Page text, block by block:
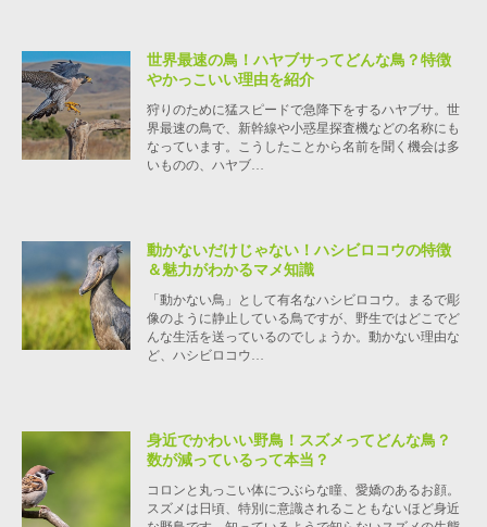
世界最速の鳥！ハヤブサってどんな鳥？特徴
やかっこいい理由を紹介
狩りのために猛スピードで急降下をするハヤブサ。世
界最速の鳥で、新幹線や小惑星探査機などの名称にも
なっています。こうしたことから名前を聞く機会は多
いものの、ハヤブ…
動かないだけじゃない！ハシビロコウの特徴
＆魅力がわかるマメ知識
「動かない鳥」として有名なハシビロコウ。まるで彫
像のように静止している鳥ですが、野生ではどこでど
んな生活を送っているのでしょうか。動かない理由な
ど、ハシビロコウ…
身近でかわいい野鳥！スズメってどんな鳥？
数が減っているって本当？
コロンと丸っこい体につぶらな瞳、愛嬌のあるお顔。
スズメは日頃、特別に意識されることもないほど身近